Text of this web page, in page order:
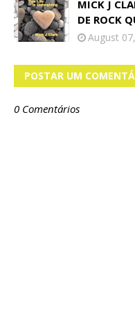
MICK J
DE ROCK
August
POSTAR UM
0 Comentários